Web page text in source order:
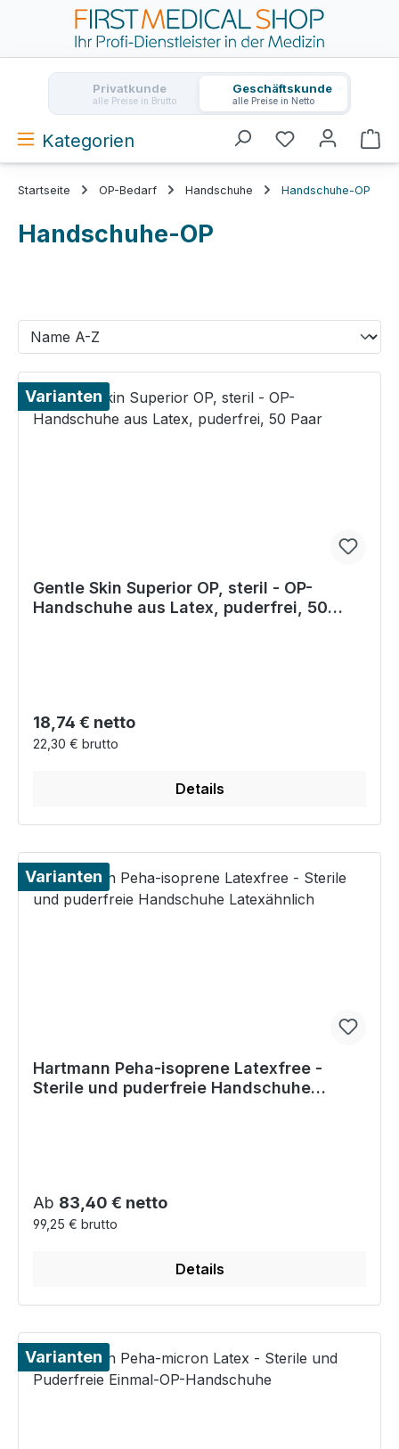
Zum Hauptinhalt springen
Privatkunde
alle Preise in Brutto
Geschäftskunde
alle Preise in Netto
Kategorien
Startseite OP-Bedarf Handschuhe Handschuhe-OP
Handschuhe-OP
Varianten
Gentle Skin Superior OP, steril - OP-
Handschuhe aus Latex, puderfrei, 50
Regulärer Preis:
18,74 € netto
22,30 € brutto
Details
Varianten
Hartmann Peha-isoprene Latexfree -
Sterile und puderfreie Handschuhe
Regulärer Preis:
Ab 83,40 € netto
99,25 € brutto
Details
Varianten